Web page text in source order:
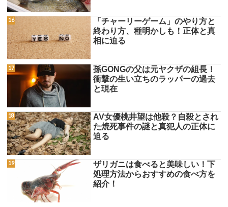
「チャーリーゲーム」のやり方と
終わり方、種明かしも！正体と真
相に迫る
孫GONGの父は元ヤクザの組長！
衝撃の生い立ちのラッパーの過去
と現在
AV女優桃井望は他殺？自殺とされ
た焼死事件の謎と真犯人の正体に
迫る
ザリガニは食べると美味しい！下
処理方法からおすすめの食べ方を
紹介！